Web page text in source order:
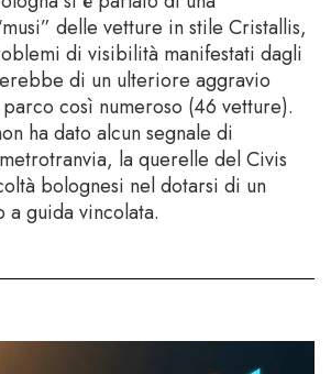
delle vetture in stile Cristallis,
di visibilità manifestati dagli
di un ulteriore aggravio
così numeroso (46 vetture).
ha dato alcun segnale di
la querelle del Civis
bolognesi nel dotarsi di un
guida vincolata.